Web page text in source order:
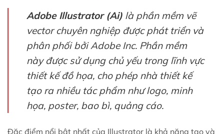
Adobe Illustrator (Ai) là phần mềm vẽ
vector chuyên nghiệp được phát triển và
phân phối bởi Adobe Inc. Phần mềm
này được sử dụng chủ yếu trong lĩnh vực
thiết kế đồ họa, cho phép nhà thiết kế
tạo ra nhiều tác phẩm như logo, minh
họa, poster, bao bì, quảng cáo.
Đặc điểm nổi bật nhất của Illustrator là khả năng tạo và